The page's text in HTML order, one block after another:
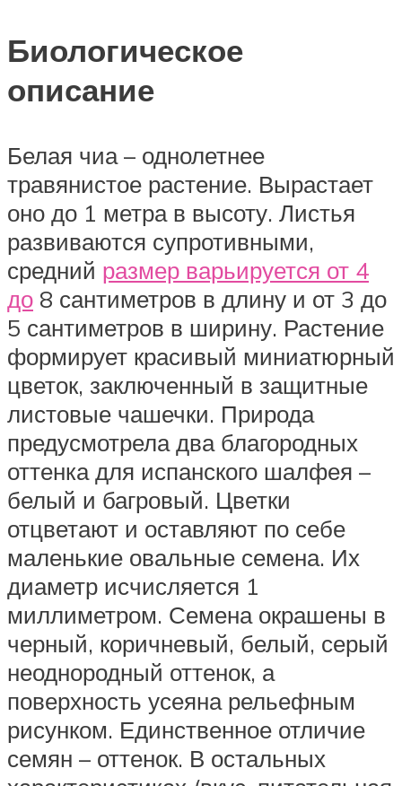
Биологическое
описание
Белая чиа – однолетнее
травянистое растение. Вырастает
оно до 1 метра в высоту. Листья
развиваются супротивными,
средний размер варьируется от 4
до 8 сантиметров в длину и от 3 до
5 сантиметров в ширину. Растение
формирует красивый миниатюрный
цветок, заключенный в защитные
листовые чашечки. Природа
предусмотрела два благородных
оттенка для испанского шалфея –
белый и багровый. Цветки
отцветают и оставляют по себе
маленькие овальные семена. Их
диаметр исчисляется 1
миллиметром. Семена окрашены в
черный, коричневый, белый, серый
неоднородный оттенок, а
поверхность усеяна рельефным
рисунком. Единственное отличие
семян – оттенок. В остальных